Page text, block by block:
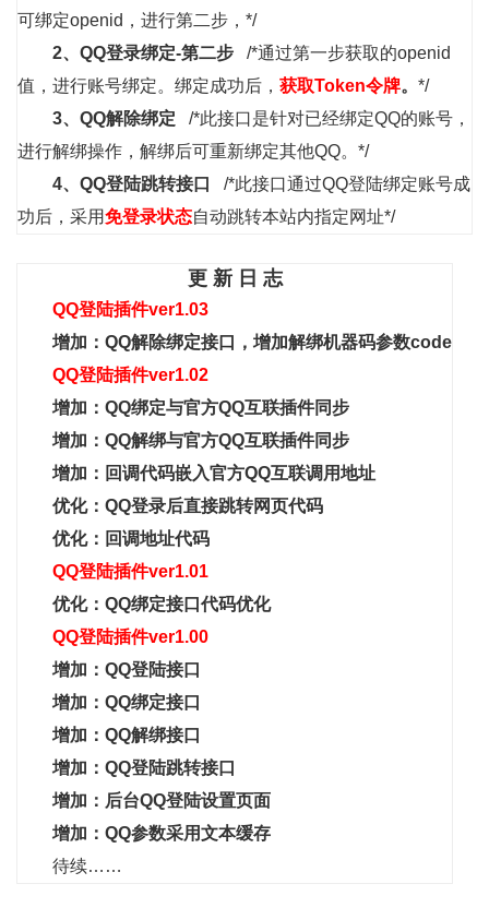
可绑定openid，进行第二步，*/
2、 QQ登录绑定-第二步
/*通过第一步获取的openid
值，进行账号绑定。绑定成功后， 获取Token令牌。 */
3、 QQ解除绑定 /*此接口是针对已经绑定QQ的账号，
进行解绑操作，解绑后可重新绑定其他QQ。*/
4、 QQ登陆跳转接口
/*此接口通过QQ登陆绑定账号成
功后，采用免登录状态自动跳转本站内指定网址*/
更 新 日 志
QQ登陆插件ver1.03
增加：QQ解除绑定接口，增加解绑机器码参数code
QQ登陆插件ver1.02
增加：QQ绑定与官方QQ互联插件同步
增加：QQ解绑与官方QQ互联插件同步
增加：回调代码嵌入官方QQ互联调用地址
优化：QQ登录后直接跳转网页代码
优化：回调地址代码
QQ登陆插件ver1.01
优化：QQ绑定接口代码优化
QQ登陆插件ver1.00
增加：QQ登陆接口
增加：QQ绑定接口
增加：QQ解绑接口
增加：QQ登陆跳转接口
增加：后台QQ登陆设置页面
增加：QQ参数采用文本缓存
待续……